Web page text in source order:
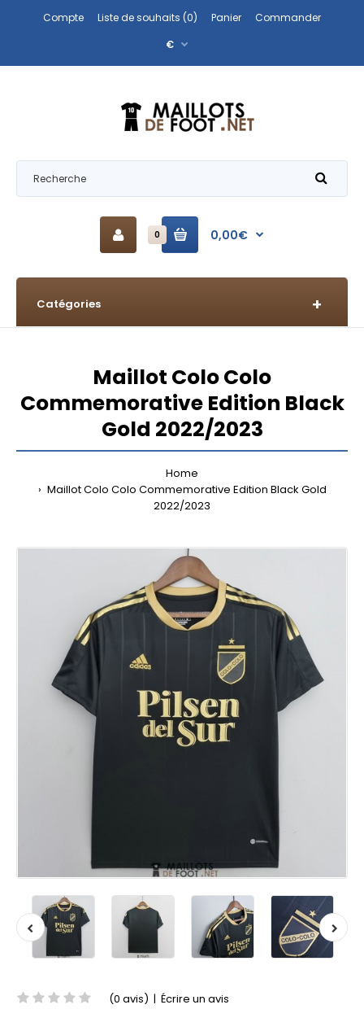
Compte Liste de souhaits (0) Panier
Commander
€
0 0,00€
Catégories
Maillot Colo Colo
Commemorative Edition Black
Gold 2022/2023
Home
Maillot Colo Colo Commemorative Edition Black Gold
2022/2023
(0 avis) | Écrire un avis